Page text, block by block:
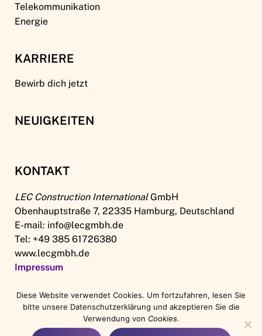
Telekommunikation
Energie
KARRIERE
Bewirb dich jetzt
NEUIGKEITEN
KONTAKT
LEC Construction InternationalGmbH
Obenhauptstraße 7, 22335 Hamburg, Deutschland
E-mail: info@lecgmbh.de
Tel: +49 385 61726380
www.lecgmbh.de
Impressum
English(Englisch)
Deutsch
Diese Website verwendet Cookies. Um fortzufahren, lesen Sie
bitte unsere Datenschutzerklärung und akzeptieren Sie die
Verwendung von Cookies.